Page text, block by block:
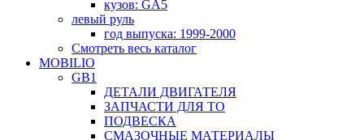
кузов: GA5
левый руль
год выпуска: 1999-2000
Смотреть весь каталог
MOBILIO
GB1
ДЕТАЛИ ДВИГАТЕЛЯ
ЗАПЧАСТИ ДЛЯ ТО
ПОДВЕСКА
СМАЗОЧНЫЕ МАТЕРИАЛЫ